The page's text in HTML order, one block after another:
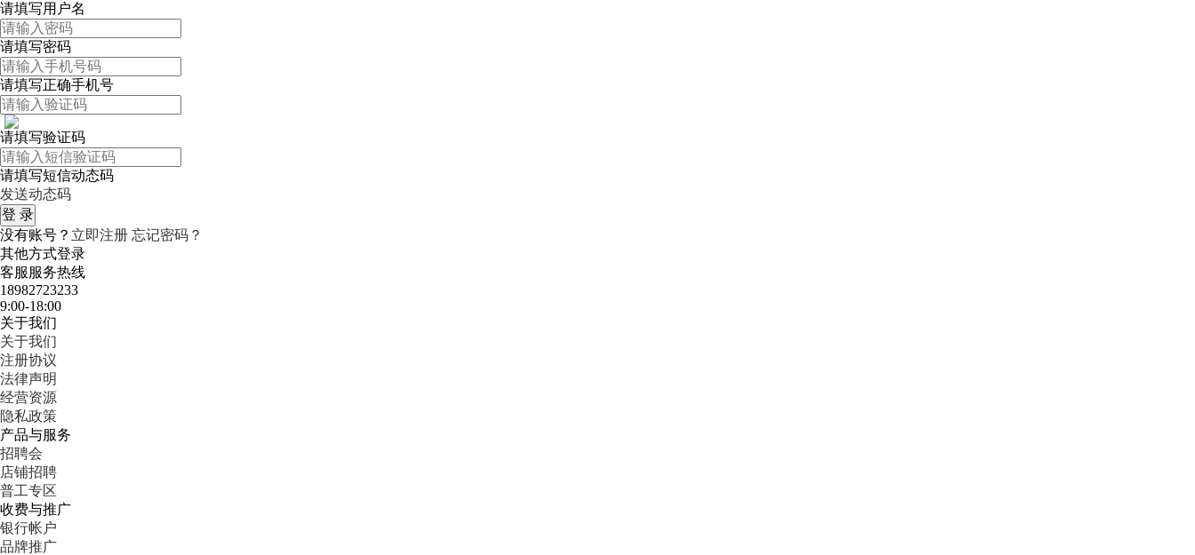
请填写用户名
请填写密码
请填写正确手机号
请填写验证码
请填写短信动态码
发送动态码
没有账号？ 立即注册 忘记密码？
其他方式登录
客服服务热线
18982723233
9:00-18:00
关于我们
关于我们
注册协议
法律声明
经营资源
隐私政策
产品与服务
招聘会
店铺招聘
普工专区
收费与推广
银行帐户
品牌推广